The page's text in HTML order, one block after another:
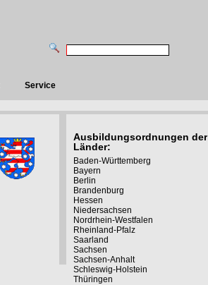
Service
Ausbildungsordnungen der
Länder:
Baden-Württemberg
Bayern
Berlin
Brandenburg
Hessen
Niedersachsen
Nordrhein-Westfalen
Rheinland-Pfalz
Saarland
Sachsen
Sachsen-Anhalt
Schleswig-Holstein
Thüringen